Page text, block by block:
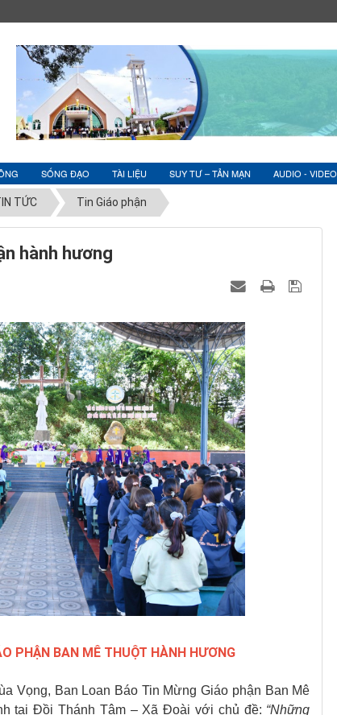
SỐNG ĐẠO TÀI LIỆU SUY TƯ – TẢN MẠN AUDIO - VIDEO
TỨC Tin Giáo phận
hành hương
PHẬN BAN MÊ THUỘT HÀNH HƯƠNG
Vọng, Ban Loan Báo Tin Mừng Giáo phận Ban Mê
tại Đồi Thánh Tâm – Xã Đoài với chủ đề: “Những